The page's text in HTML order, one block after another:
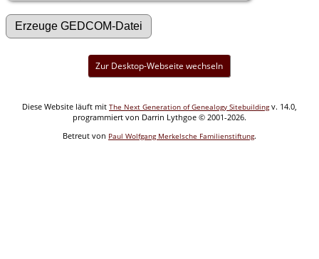
Zur Desktop-Webseite wechseln
Diese Website läuft mit The Next Generation of Genealogy Sitebuildingv. 14.0,
programmiert von Darrin Lythgoe © 2001-2026.
Betreut von Paul Wolfgang Merkelsche Familienstiftung.